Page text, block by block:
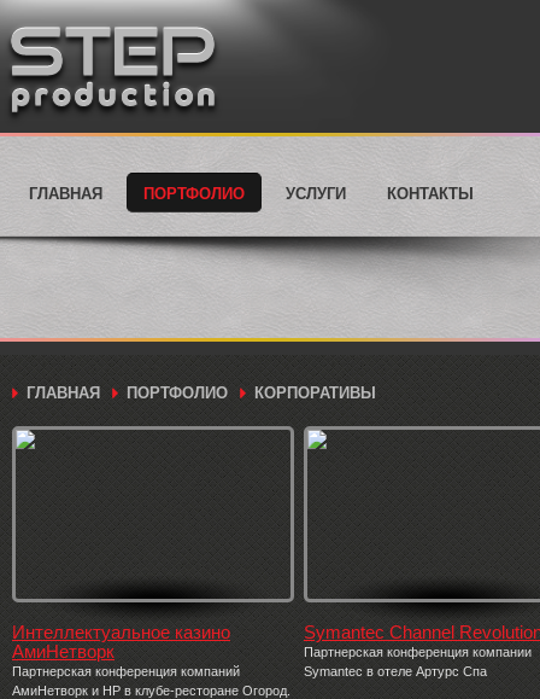
ГЛАВНАЯ ПОРТФОЛИО УСЛУГИ КОНТАКТЫ
ГЛАВНАЯ ПОРТФОЛИО КОРПОРАТИВЫ
Интеллектуальное казино
АмиНетворк
Партнерская конференция компаний
АмиНетворк и НР в клубе-ресторане Огород.
Symantec Channel
Партнерская конференция компании
Symantec в отеле Артурс Спа